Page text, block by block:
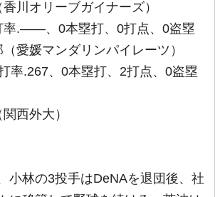
香川オリーブガイナーズ）
.――、0本塁打、0打点、0盗塁
愛媛マンダリンパイレーツ）
率.267、0本塁打、2打点、0盗塁
関西外大）
小林の3投手はDeNAを退団後、社